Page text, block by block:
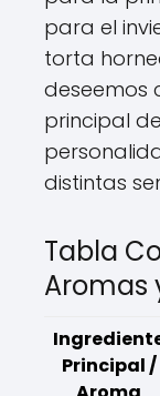
para el
torta
deseemos
principal
distintas
Tabla
Aromas
Principal /